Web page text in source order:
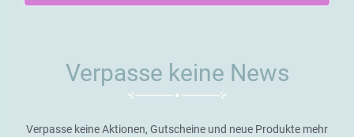
Verpasse keine News
Verpasse keine Aktionen, Gutscheine und neue Produkte mehr